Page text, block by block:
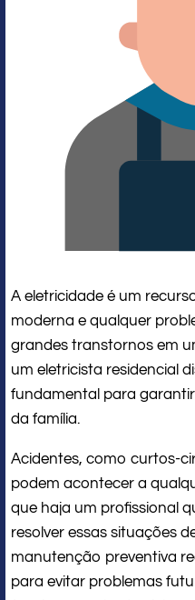
A eletricidade é um
moderna e qualquer
grandes transtornos em
um eletricista residencial
fundamental para
da família.
Acidentes, como curtos-
podem acontecer a
que haja um profissional
resolver essas situações
manutenção preventiva
para evitar problemas